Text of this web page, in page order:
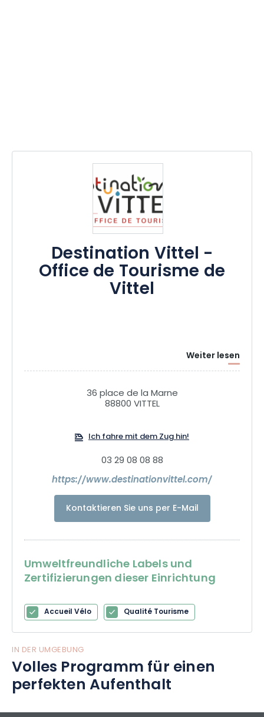
Destination Vittel -
Office de Tourisme de
Vittel
Weiter lesen
36 place de la Marne
88800 VITTEL
Ich fahre mit dem Zug hin!
03 29 08 08 88
https://www.destinationvittel.com/
Kontaktieren Sie uns per E-Mail
Umweltfreundliche Labels und
Zertifizierungen dieser Einrichtung
Accueil Vélo Qualité Tourisme
IN DER UMGEBUNG
Volles Programm für einen
perfekten Aufenthalt